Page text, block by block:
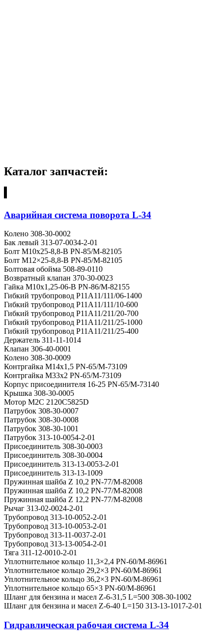
Каталог запчастей:
Аварийная система поворота L-34
Колено 308-30-0002
Бак левый 313-07-0034-2-01
Болт М10х25-8,8-В PN-85/M-82105
Болт М12×25-8,8-В PN-85/M-82105
Болтовая обойма 508-89-0110
Возвратный клапан 370-30-0023
Гайка M10x1,25-06-B PN-86/M-82155
Гибкий трубопровод Р11А11/111/06-1400
Гибкий трубопровод Р11А11/111/10-600
Гибкий трубопровод Р11А11/211/20-700
Гибкий трубопровод Р11А11/211/25-1000
Гибкий трубопровод Р11А11/211/25-400
Держатель 311-11-1014
Клапан 306-40-0001
Колено 308-30-0009
Контргайка М14х1,5 PN-65/M-73109
Контргайка М33х2 PN-65/M-73109
Корпус присоединителя 16-25 PN-65/M-73140
Крышка 308-30-0005
Мотор M2C 2120C5825D
Патрубок 308-30-0007
Патрубок 308-30-0008
Патрубок 308-30-1001
Патрубок 313-10-0054-2-01
Присоединитель 308-30-0003
Присоединитель 308-30-0004
Присоединитель 313-13-0053-2-01
Присоединитель 313-13-1009
Пружинная шайба Z 10,2 PN-77/M-82008
Пружинная шайба Z 10,2 PN-77/M-82008
Пружинная шайба Z 12,2 PN-77/M-82008
Рычаг 313-02-0024-2-01
Трубопровод 313-10-0052-2-01
Трубопровод 313-10-0053-2-01
Трубопровод 313-11-0037-2-01
Трубопровод 313-13-0054-2-01
Тяга 311-12-0010-2-01
Уплотнительное кольцо 11,3×2,4 PN-60/M-86961
Уплотнительное кольцо 29,2×3 PN-60/M-86961
Уплотнительное кольцо 36,2×3 PN-60/M-86961
Уплотнительное кольцо 65×3 PN-60/M-86961
Шланг для бензина и масел Z-6-31,5 L=500 308-30-1002
Шланг для бензина и масел Z-6-40 L=150 313-13-1017-2-01
Гидравлическая рабочая система L-34